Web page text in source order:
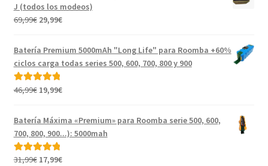
J (todos los modeos)
69,99€ El
original
69,99€.
29,99€El
actual
es:
Batería Premium 5000mAh "Long Life" para Roomba +60%
ciclos carga todas series 500, 600, 700, 800 y 900
Valorado con
46,99€ El
original
era:
46,99€.
19,99€El
actual
es:
19,99€.
Batería Máxima «Premium» para Roomba serie 500, 600,
700, 800, 900...): 5000mah
Valorado con
31,99€ El
17,99€El